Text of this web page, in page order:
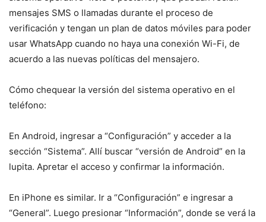
mensajes SMS o llamadas durante el proceso de
verificación y tengan un plan de datos móviles para poder
usar WhatsApp cuando no haya una conexión Wi-Fi, de
acuerdo a las nuevas políticas del mensajero.
Cómo chequear la versión del sistema operativo en el
teléfono:
En Android, ingresar a “Configuración” y acceder a la
sección “Sistema”. Allí buscar “versión de Android” en la
lupita. Apretar el acceso y confirmar la información.
En iPhone es similar. Ir a “Configuración” e ingresar a
“General”. Luego presionar “Información”, donde se verá la